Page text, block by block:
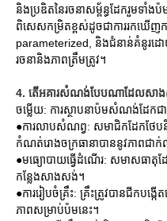
និងប្រឌិតនៃរចនាសម្ព័ន្ធដែករួមទ
ពិសេសកម្រិតខ្ពស់ដូចជាការរកឃើញក
parameterized, និងជំនាន់គំនូរដោ
រចនានិងភាពត្រឹមត្រូវ។
4. តើអគារសំណង់បែបណាដែលសា
ចម្លើយ: ការស្ថាបនាប៉មសំណង់ដែកជ
●ការលាបសំណព្វ: សមាជិកដែកថែប
កំណត់រោងចក្រធានាបាននូវភាពជា
●មធ្យោបាយធ្វើដំណើរ: សមាសធាតុ
កន្លែងសាងសង់។
●ការរៀបចំគ្រឹះ: គ្រឹះត្រូវបានជីកបង្ក
ភាពសម្រាប់ប៉មនេះ។